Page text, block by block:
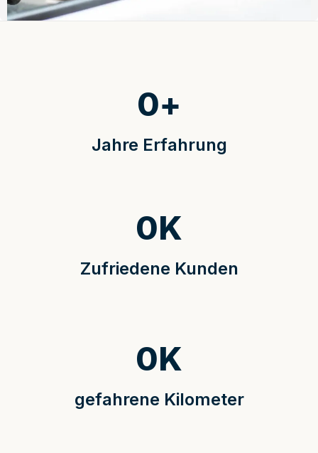
Jahre Erfahrung
0+
Zufriedene Kunden
0K
gefahrene Kilometer
0K